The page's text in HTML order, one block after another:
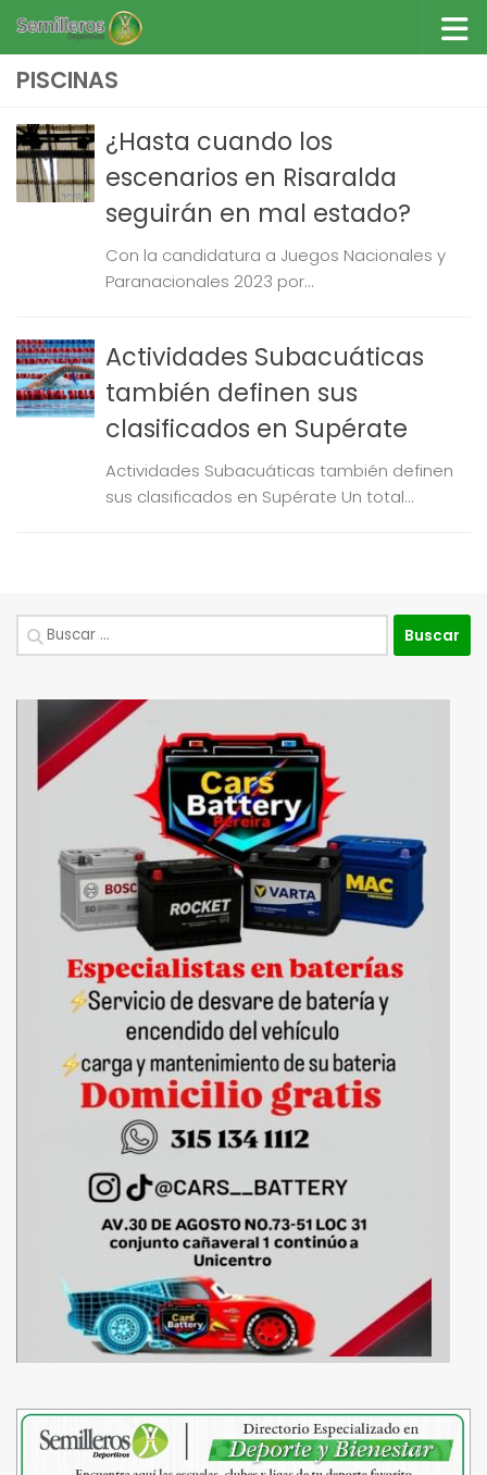
Saltar al contenido
PISCINAS
¿Hasta cuando los
escenarios en Risaralda
seguirán en mal estado?
Con la candidatura a Juegos Nacionales y
Paranacionales 2023 por...
Actividades Subacuáticas
también definen sus
clasificados en Supérate
Actividades Subacuáticas también definen
sus clasificados en Supérate Un total...
Buscar: